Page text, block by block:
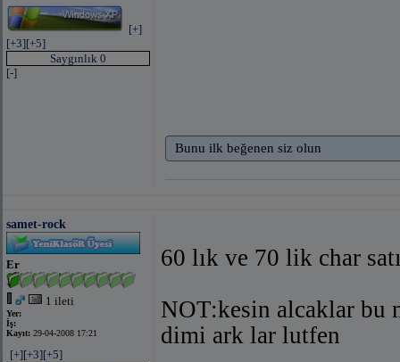
[+]
[+3][+5]
Saygınlık 0
[-]
Bunu ilk beğenen siz olun
samet-rock
Er
1 ileti
Yer:
İş:
Kayıt: 29-04-2008 17:21
[+][+3][+5]
60 lık ve 70 lik char
NOT:kesin alcaklar bu
dimi ark lar lutfen